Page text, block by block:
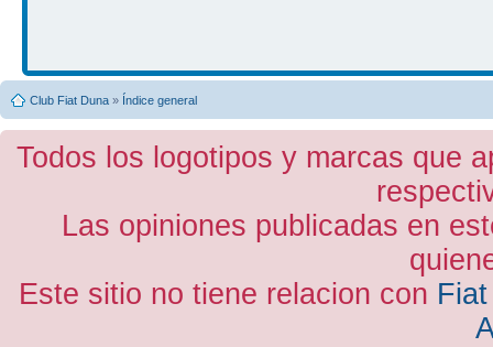
Club Fiat Duna » Índice general
Todos los logotipos y marcas que
Las opiniones publicadas en
Este sitio no tiene relacion con